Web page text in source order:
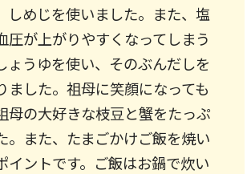
しめじを使いました。また、塩
圧が上がりやすくなってしまう
ょうゆを使い、そのぶんだしを
ました。祖母に笑顔になっても
母の大好きな枝豆と蟹をたっぷ
。また、たまごかけご飯を焼い
イントです。ご飯はお鍋で炊い